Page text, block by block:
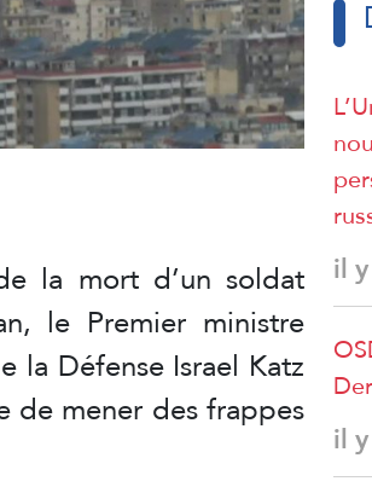
la mort d’un soldat
le Premier ministre
la Défense Israel Katz
de mener des frappes
il
il